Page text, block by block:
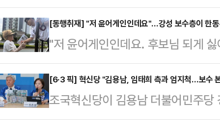
에서 두각을 …
보는 이날 오전 유세 일정 이동 과
시민들과 접촉면을 넓혔다. 수원역
중앙공원 유세 장소까지 전철로 이
후보는 지하철 안에서 시민…
든 가운데, 더불어민주당 지도부가
정작 김용남 후보 후원회장이자 당
서 일각에서는 그 배경을 둘러싼 해
본선거를 나흘 앞둔 30일, 민주당
본부장단회의를 열었다. 이날 회의
득구·황명선 최고위원, 한정애 정
들이 대거 참석했다. …
[동행취재] "저 윤어게인인데요"…강성 보수층이 한
"저 윤어게인인데요. 후보님 되게
어요."사전투표 마지막 날인 30일,
해 인사하던 한동훈 무소속 부산 북
온 한 시민이 이렇게 말했다.이 시
석열 전 대통령의 12·3 비상계엄에
[6·3 픽] 혁신당 "김용남, 임태희 측과 엄지척…보수
조국혁신당이 김용남 더불어민주
태희 경기도교육감 후보 측 선거 운